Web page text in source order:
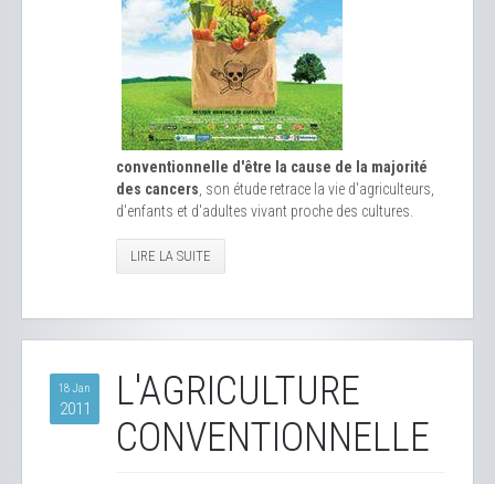
conventionnelle d'être la cause de la majorité
des cancers , son étude retrace la vie d'agriculteurs,
d'enfants et d'adultes vivant proche des cultures.
LIRE LA SUITE
18 Jan
2011
L'AGRICULTURE
CONVENTIONNELLE